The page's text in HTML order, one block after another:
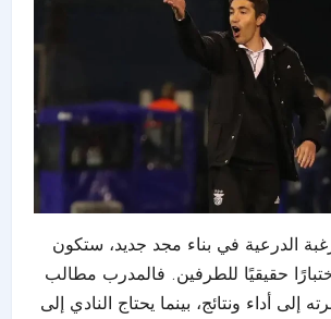
الدرعية في بناء مجد جديد، ستكون
حقيقيًا للطرفين. فالمدرب مطالب
إلى أداء ونتائج، بينما يحتاج النادي إلى